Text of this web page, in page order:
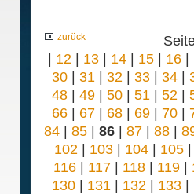
zurück
| 12 | 13| 14| 15| 16|
30| 31 | 32 | 33| 34|
48| 49| 50| 51 | 52 |
66| 67| 68| 69| 70|
84| 85| 86| 87| 88|
102 | 103 | 104 | 105 |
116| 117| 118| 119|
130| 131 | 132 | 133|